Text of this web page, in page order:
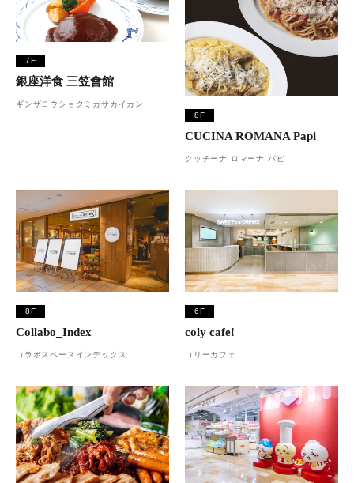
7F
銀座洋食 三笠會館
ギンザヨウショクミカサカイカン
8F
CUCINA ROMANA Papi
クッチーナ ロマーナ パピ
8F
Collabo_Index
コラボスペースインデックス
6F
coly cafe!
コリーカフェ